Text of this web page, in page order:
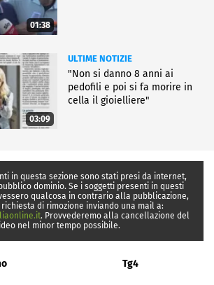
01:38
03:09
ULTIME NOTIZIE
"Non si danno 8 anni ai
pedofili e poi si fa morire in
cella il gioielliere"
in questa sezione sono stati presi da internet,
dominio. Se i soggetti presenti in questi
qualcosa in contrario alla pubblicazione,
di rimozione inviando una mail a:
. Provvederemo alla cancellazione del
nel minor tempo possibile.
Tg4